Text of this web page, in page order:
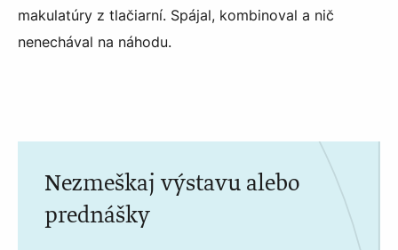
makulatúry z tlačiarní. Spájal, kombinoval a nič
nenechával na náhodu.
Nezmeškaj výstavu alebo
prednášky